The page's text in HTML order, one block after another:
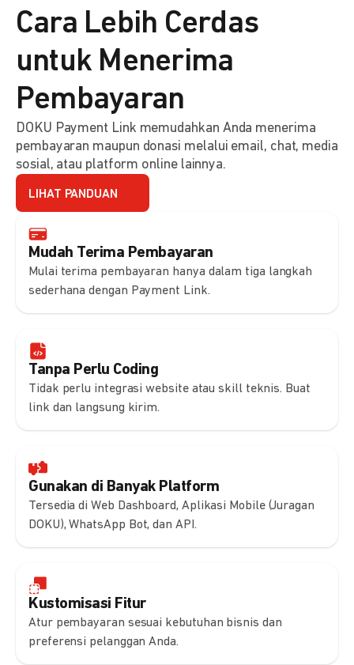
Mudah Terima Pembayaran
Mulai terima pembayaran hanya dalam tiga langkah
sederhana dengan Payment Link.
Tanpa Perlu Coding
Tidak perlu integrasi website atau skill teknis. Buat
link dan langsung kirim.
Gunakan di Banyak Platform
Tersedia di Web Dashboard, Aplikasi Mobile (Juragan
DOKU), WhatsApp Bot, dan API.
Kustomisasi Fitur
Atur pembayaran sesuai kebutuhan bisnis dan
preferensi pelanggan Anda.
Cara Lebih Cerdas
untuk Menerima
Pembayaran
DOKU Payment Link memudahkan Anda menerima
pembayaran maupun donasi melalui email, chat, media
sosial, atau platform online lainnya.
LIHAT PANDUAN